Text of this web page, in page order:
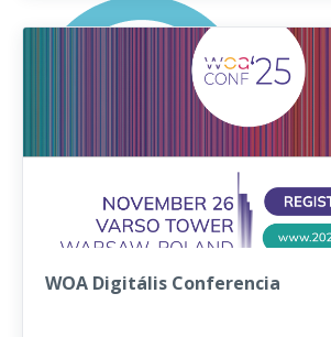
WOA Digitális Conferencia